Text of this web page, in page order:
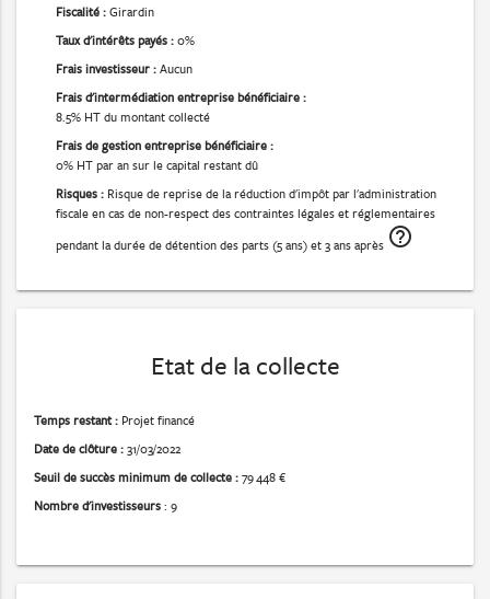
Fiscalité :Girardin
Taux d'intérêts payés :0%
Frais investisseur :Aucun
Frais d'intermédiation entreprise bénéficiaire :
8.5% HT du montant collecté
Frais de gestion entreprise bénéficiaire :
0% HT par an sur le capital restant dû
Risques : Risque de reprise de la réduction d'impôt par l'administration
fiscale en cas de non-respect des contraintes légales et réglementaires
pendant la durée de détention des parts (5 ans) et 3 ans après help_outline
Etat de la collecte
Temps restant : Projet financé
Date de clôture :31/03/2022
Seuil de succès minimum de collecte :79 448 €
Nombre d'investisseurs: 9